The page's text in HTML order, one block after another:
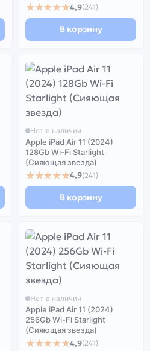
★★★★★4,9(241)
В корзину
Нет в наличии
Apple iPad Air 11 (2024)
128Gb Wi-Fi Starlight
(Сияющая звезда)
★★★★★4,9(241)
В корзину
Нет в наличии
Apple iPad Air 11 (2024)
256Gb Wi-Fi Starlight
(Сияющая звезда)
★★★★★4,9(241)